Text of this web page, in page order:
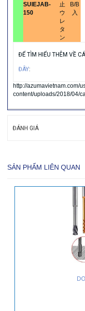
SUIEJAB-
150
止
ウ
レ
タ
ン
B/B
入
ĐỂ TÌM HIỂU THÊM VỀ
ĐÂY:
http://azumavietnam.com/
content/uploads/2018/04/
ĐÁNH GIÁ
SẢN PHẨM LIÊN QUAN